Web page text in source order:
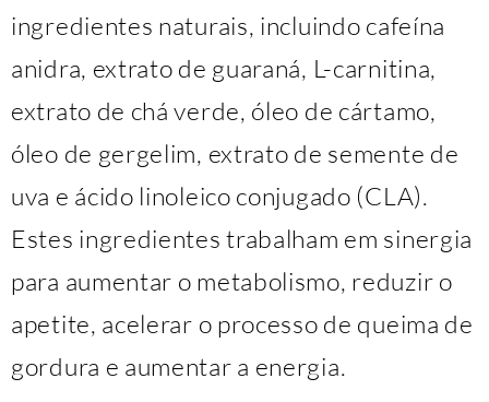
ingredientes naturais, incluindo cafeína
anidra, extrato de guaraná, L-carnitina,
extrato de chá verde, óleo de cártamo,
óleo de gergelim, extrato de semente de
uva e ácido linoleico conjugado (CLA).
Estes ingredientes trabalham em sinergia
para aumentar o metabolismo, reduzir o
apetite, acelerar o processo de queima de
gordura e aumentar a energia.